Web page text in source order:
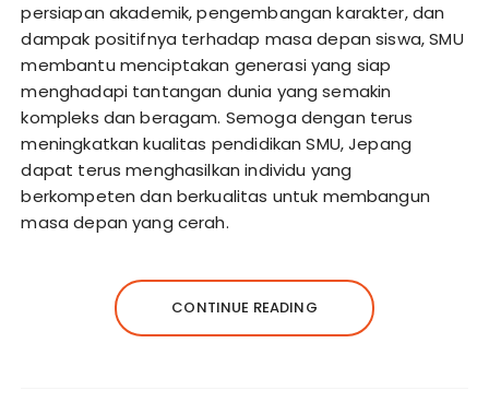
persiapan akademik, pengembangan karakter, dan
dampak positifnya terhadap masa depan siswa, SMU
membantu menciptakan generasi yang siap
menghadapi tantangan dunia yang semakin
kompleks dan beragam. Semoga dengan terus
meningkatkan kualitas pendidikan SMU, Jepang
dapat terus menghasilkan individu yang
berkompeten dan berkualitas untuk membangun
masa depan yang cerah.
CONTINUE READING